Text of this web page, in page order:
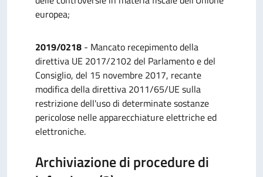
europea;
2019/0218 - Mancato recepimento della
direttiva UE 2017/2102 del Parlamento e del
Consiglio, del 15 novembre 2017, recante
modifica della direttiva 2011/65/UE sulla
restrizione dell'uso di determinate sostanze
pericolose nelle apparecchiature elettriche ed
elettroniche.
Archiviazione di procedure di